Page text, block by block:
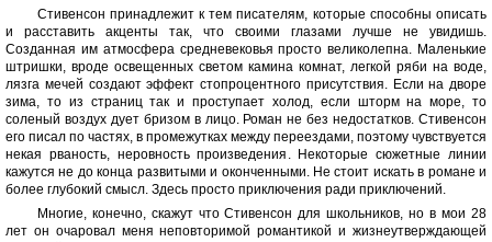
Стивенсон принадлежит к тем писателям, которые способны описать
и расставить акценты так, что своими глазами лучше не увидишь.
Созданная им атмосфера средневековья просто великолепна. Маленькие
штришки, вроде освещенных светом камина комнат, легкой ряби на воде,
лязга мечей создают эффект стопроцентного присутствия. Если на дворе
зима, то из страниц так и проступает холод, если шторм на море, то
соленый воздух дует бризом в лицо. Роман не без недостатков. Стивенсон
его писал по частях, в промежутках между переездами, поэтому чувствуется
некая рваность, неровность произведения. Некоторые сюжетные линии
кажутся не до конца развитыми и оконченными. Не стоит искать в романе и
более глубокий смысл. Здесь просто приключения ради приключений.
Многие, конечно, скажут что Стивенсон для школьников, но в мои 28
лет он очаровал меня неповторимой романтикой и жизнеутверждающей